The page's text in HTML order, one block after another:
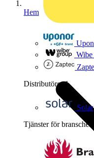
Distributörer 1
Solar
Tjänster för branschen
Hem